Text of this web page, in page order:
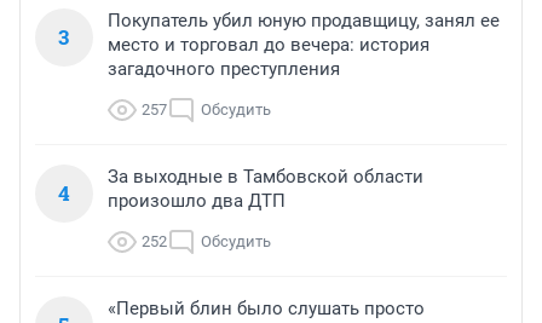
3
Покупатель убил юную продавщицу, занял ее
место и торговал до вечера: история
загадочного преступления
257 Обсудить
4
За выходные в Тамбовской области
произошло два ДТП
252 Обсудить
«Первый блин было слушать просто